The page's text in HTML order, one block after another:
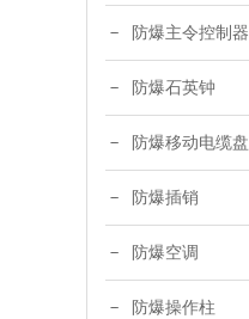
防爆主令控制器
防爆石英钟
防爆移动电缆盘
防爆插销
防爆空调
防爆操作柱